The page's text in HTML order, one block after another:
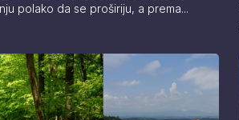
polako da se proširiju, a prema...